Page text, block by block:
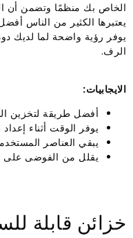
الخاص بك منظمًا وتضمن أن
يعتبرها الكثير من الناس
يوفر رؤية واضحة لما لديك
الرف.
الايجابيات:
أفضل طريقة لتخزين
يوفر الوقت أثناء إعداد
يبقي العناصر
يقلل من الفوضى
خزائن قابلة